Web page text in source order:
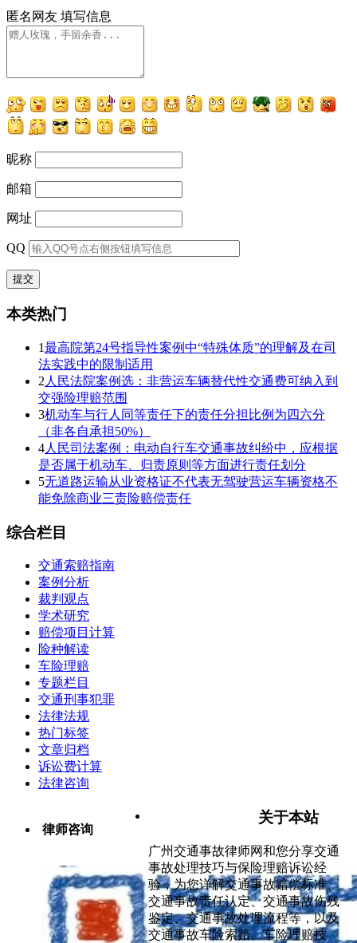
匿名网友 填写信息
昵称
邮箱
网址
QQ
本类热门
1最高院第24号指导性案例中“特殊体质”的理解及在司
法实践中的限制适用
2 人民法院案例选：非营运车辆替代性交通费可纳入到
交强险理赔范围
3机动车与行人同等责任下的责任分担比例为四六分
（非各自承担50%）
4人民司法案例：电动自行车交通事故纠纷中，应根据
是否属于机动车、归责原则等方面进行责任划分
5无道路运输从业资格证不代表无驾驶营运车辆资格不
能免除商业三责险赔偿责任
综合栏目
交通索赔指南
案例分析
裁判观点
学术研究
赔偿项目计算
险种解读
车险理赔
专题栏目
交通刑事犯罪
法律法规
热门标签
文章归档
诉讼费计算
法律咨询
律师咨询
关于本站
广州交通事故律师网和您分享交通
事故处理技巧与保险理赔诉讼经
验，为您详解交通事故赔偿标准、
交通事故责任认定、交通事故伤残
鉴定、交通事故处理流程等，以及
交通事故车险索赔、车险理赔技